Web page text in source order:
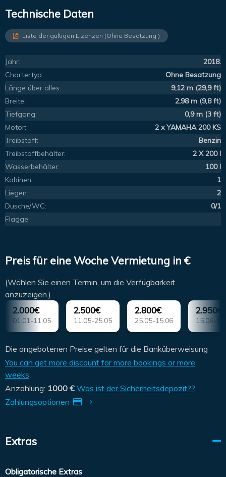
Technische Daten
Liste der gültigen Lizenzen (Ohne Besatzung )
Jahr:
2018.
Chartertyp:
Ohne Besatzung
Länge über alles:
9,12 m (29,9 ft)
Breite:
2,98 m (9,8 ft)
Tiefgang:
0,9 m (3 ft)
Motor:
2 x YAMAHA 200 KS
Treibstoff:
Benzin
Treibstoffbehälter:
2 X 200 l
Wasserbehälter:
100 l
Kabinen:
1
Liegen:
2
Dusche/WC:
0/1
Flagge:
Preis für eine Woche Vermietung in €
(Wählen Sie einen Termin, um die Verfügbarkeit
anzuzeigen.)
2.000€
01.01-11.05
2.500€
11.05-25.05
2.800€
25.05-15.06
2.950€
15.06-
Die angebotenen Preise gelten für die Banküberweisung
You can get more discount for more bookings or more
weeks
Anzahlung: 1000 € Was ist der Sicherheitsdepozit??
Zahlungsoptionen
Extras
Obligatorische Extras